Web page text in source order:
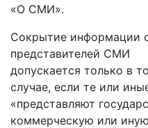
«О СМИ».
Сокрытие информации
представителей СМИ
допускается только в
случае, если те или
«представляют
коммерческую или